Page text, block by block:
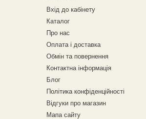
Вхід до кабінету
Каталог
Про нас
Оплата і доставка
Обмін та повернення
Контактна інформація
Блог
Політика конфіденційності
Відгуки про магазин
Мапа сайту